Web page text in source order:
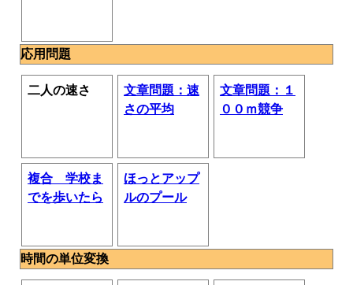
応用問題
二人の速さ
文章問題：速
さの平均
文章問題：１
００ｍ競争
複合 学校ま
でを歩いたら
ほっとアップ
ルのプール
時間の単位変換